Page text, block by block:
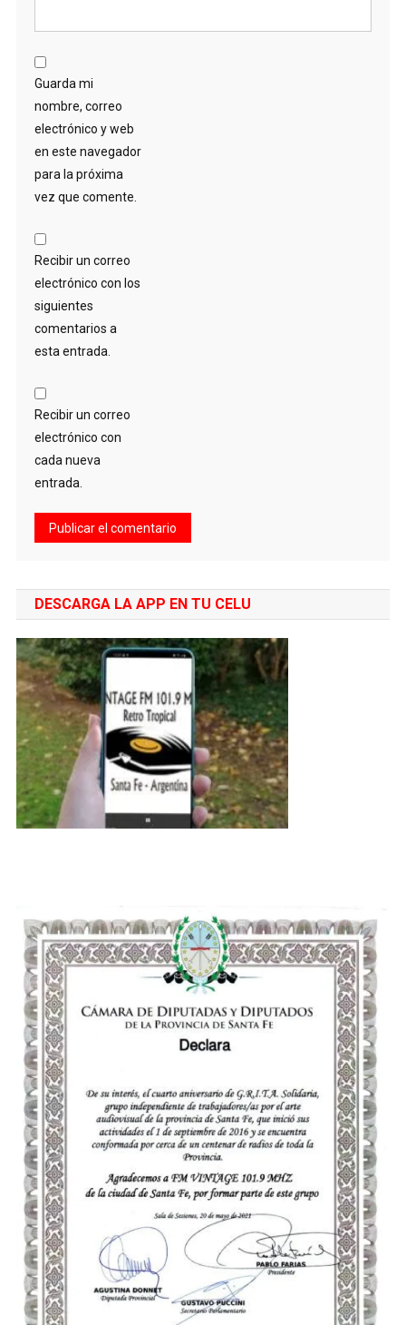
Guarda mi
nombre, correo
electrónico y web
en este navegador
para la próxima
vez que comente.
Recibir un correo
electrónico con los
siguientes
comentarios a
esta entrada.
Recibir un correo
electrónico con
cada nueva
entrada.
DESCARGA LA APP EN TU CELU